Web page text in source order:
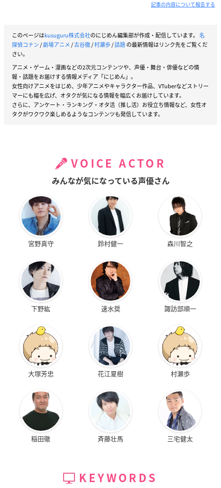
記事の内容について報告する
このページはkusuguru株式会社のにじめん編集部が作成・配信しています。 名
探偵コナン/劇場アニメ/古谷徹/村瀬歩/話題の最新情報はリンク先をご覧くだ
さい。
アニメ・ゲーム・漫画などの2次元コンテンツや、声優・舞台・俳優などの情
報・話題をお届けする情報メディア「にじめん」。
女性向けアニメをはじめ、少年アニメやキャラクター作品、VTuberなどストリー
マーにも幅を広げ、オタクが気になる情報を幅広くお届けしています。
さらに、アンケート・ランキング・オタ活（推し活）お役立ち情報など、女性オ
タクがワクワク楽しめるようなコンテンツも発信しています。
VOICE ACTOR
みんなが気になっている声優さん
宮野真守 鈴村健一 森川智之
下野紘 速水奨 諏訪部順一
大塚芳忠 花江夏樹 村瀬歩
稲田徹 斉藤壮馬 三宅健太
KEYWORDS